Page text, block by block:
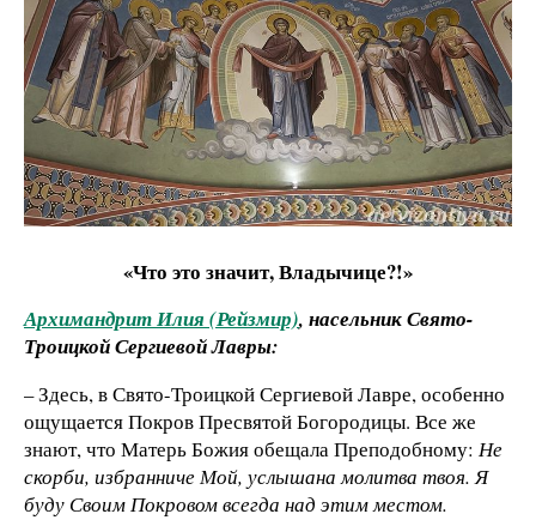
«Что это значит, Владычице?!»
Архимандрит Илия (Рейзмир), насельник Свято-
Троицкой Сергиевой Лавры:
– Здесь, в Свято-Троицкой Сергиевой Лавре, особенно
ощущается Покров Пресвятой Богородицы. Все же
знают, что Матерь Божия обещала Преподобному: Не
скорби, избранниче Мой, услышана молитва твоя. Я
буду Своим Покровом всегда над этим местом.